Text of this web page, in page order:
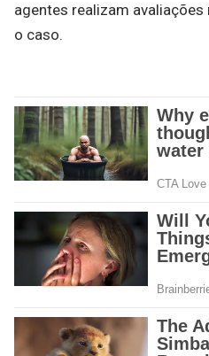
agentes realizam
o caso.